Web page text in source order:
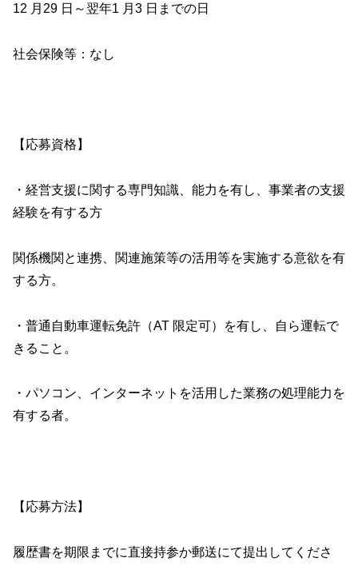
12 月29 日～翌年1 月3 日までの日
社会保険等：なし
【応募資格】
・経営支援に関する専門知識、能力を有し、事業者の支援
経験を有する方
関係機関と連携、関連施策等の活用等を実施する意欲を有
する方。
・普通自動車運転免許（AT 限定可）を有し、自ら運転で
きること。
・パソコン、インターネットを活用した業務の処理能力を
有する者。
【応募方法】
履歴書を期限までに直接持参か郵送にて提出してくださ